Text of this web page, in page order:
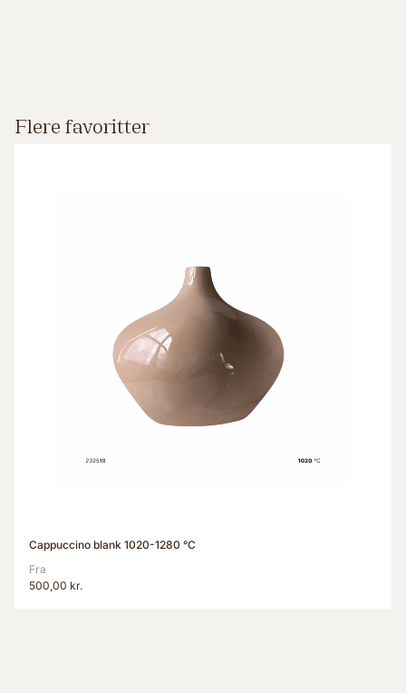
Flere favoritter
Cappuccino blank 1020-1280 °C
Fra
500,00 kr.